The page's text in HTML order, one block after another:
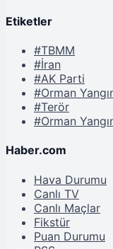
Etiketler
#TBMM
#İran
#AK Parti
#Orman
#Terör
#Orman
Haber.com
Hava Durumu
Canlı TV
Canlı Maçlar
Fikstür
Puan Durumu